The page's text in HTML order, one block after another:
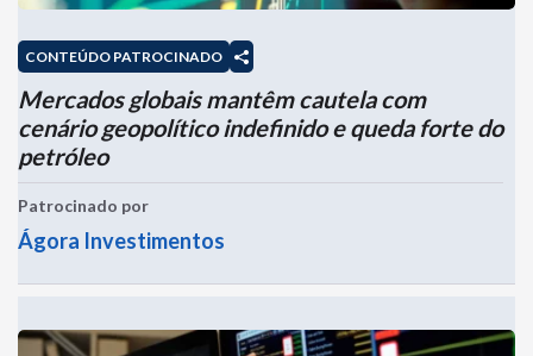
CONTEÚDO PATROCINADO
Mercados globais mantêm cautela com
cenário geopolítico indefinido e queda forte do
petróleo
Patrocinado por
Ágora Investimentos